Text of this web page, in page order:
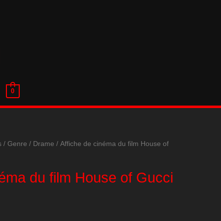
0
/ Genre / Drame / Affiche de cinéma du film House of
du film House of Gucci